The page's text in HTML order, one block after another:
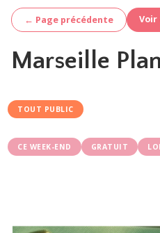
← Page précédente Voir
Marseille
TOUT PUBLIC
CE WEEK-END GRATUIT